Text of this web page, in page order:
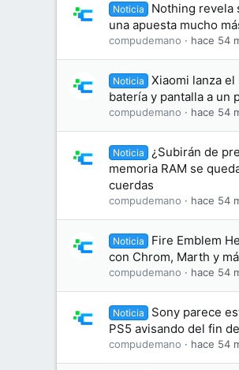
Noticia
Nothing revela
una apuesta mucho
compudemano hace 54
Noticia
Xiaomi lanza
batería y pantalla a un
compudemano hace 54
Noticia
¿Subirán de
memoria RAM se
cuerdas
compudemano hace 54
Noticia
Fire Emblem
con Chrom, Marth y
compudemano hace 54
Noticia
Sony parece
PS5 avisando del fin
compudemano hace 54